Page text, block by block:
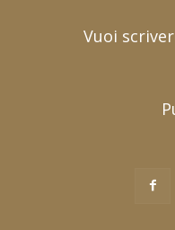
Vuoi